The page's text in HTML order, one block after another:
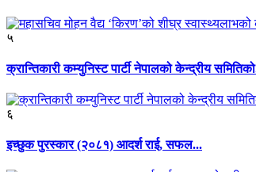
५
क्रान्तिकारी कम्युनिस्ट पार्टी नेपालको केन्द्रीय
६
इच्छुक पुरस्कार (२०८१) आदर्श राई, सफल...